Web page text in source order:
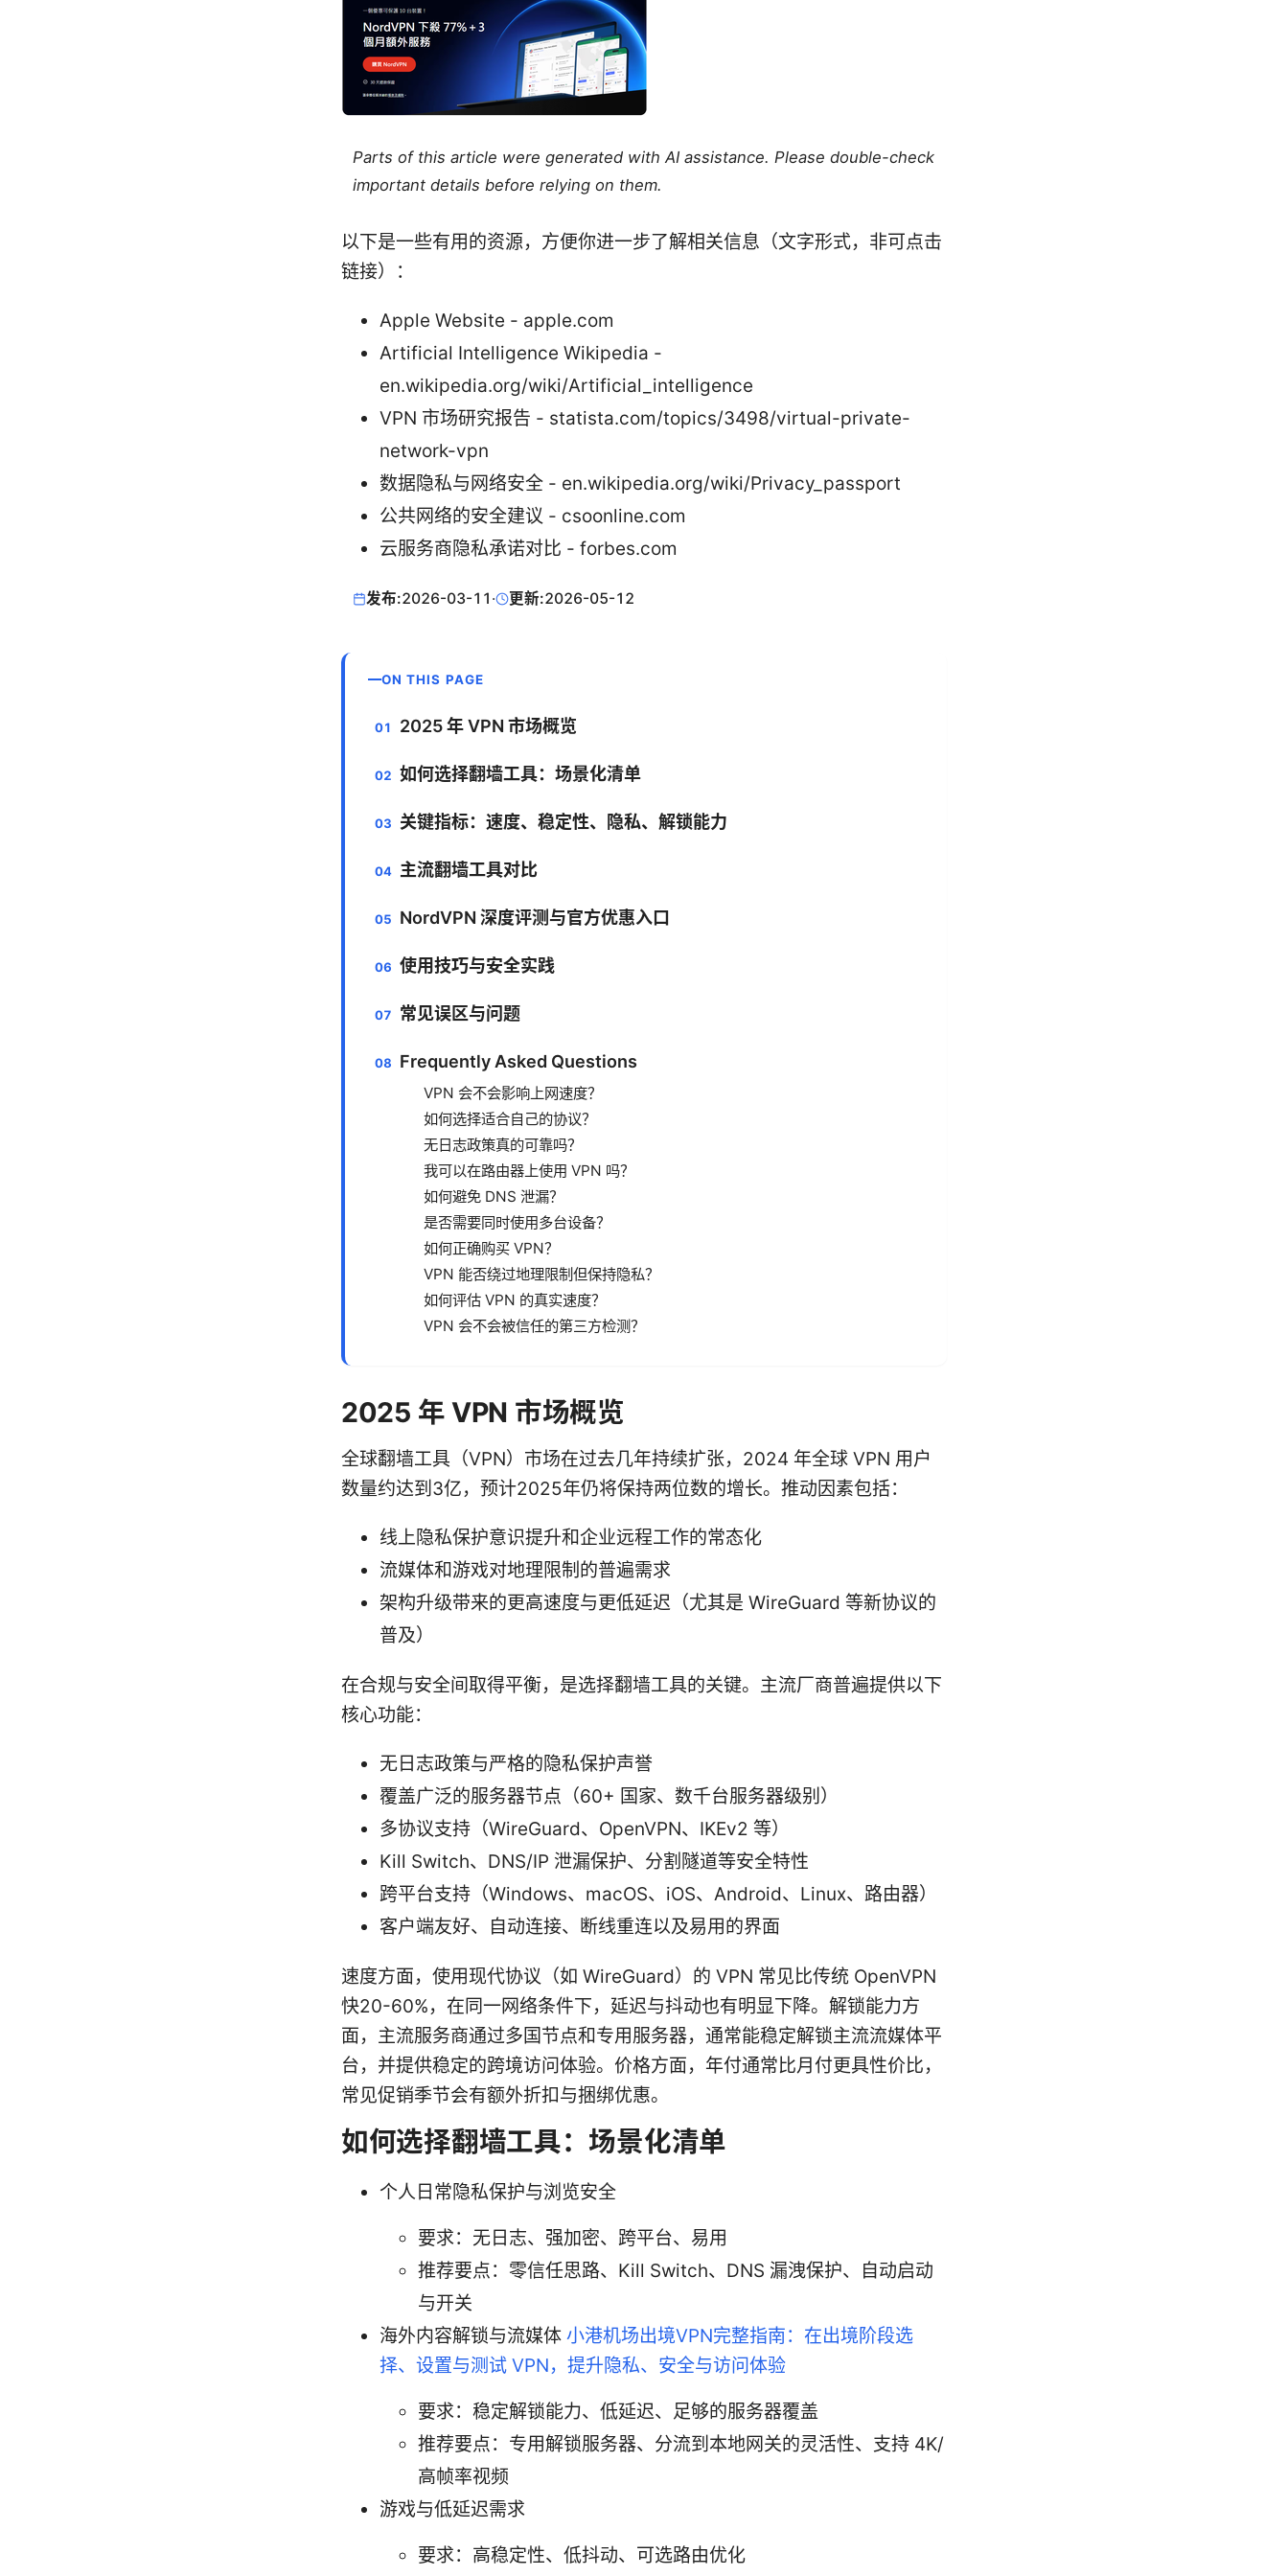
Parts of this article were generated with AI assistance. Please double-check
important details before relying on them.
以下是一些有用的资源，方便你进一步了解相关信息（文字形式，非可点击
链接）：
Apple Website - apple.com
Artificial Intelligence Wikipedia -
en.wikipedia.org/wiki/Artificial_intelligence
VPN 市场研究报告 - statista.com/topics/3498/virtual-private-
network-vpn
数据隐私与网络安全 - en.wikipedia.org/wiki/Privacy_passport
公共网络的安全建议 - csoonline.com
云服务商隐私承诺对比 - forbes.com
发布:2026-03-11 · 更新:2026-05-12
ON THIS PAGE
2025 年 VPN 市场概览
如何选择翻墙工具：场景化清单
关键指标：速度、稳定性、隐私、解锁能力
主流翻墙工具对比
NordVPN 深度评测与官方优惠入口
使用技巧与安全实践
常见误区与问题
Frequently Asked Questions
VPN 会不会影响上网速度？
如何选择适合自己的协议？
无日志政策真的可靠吗？
我可以在路由器上使用 VPN 吗？
如何避免 DNS 泄漏？
是否需要同时使用多台设备？
如何正确购买 VPN？
VPN 能否绕过地理限制但保持隐私？
如何评估 VPN 的真实速度？
VPN 会不会被信任的第三方检测？
2025 年 VPN 市场概览
全球翻墙工具（VPN）市场在过去几年持续扩张，2024 年全球 VPN 用户
数量约达到3亿，预计2025年仍将保持两位数的增长。推动因素包括：
线上隐私保护意识提升和企业远程工作的常态化
流媒体和游戏对地理限制的普遍需求
架构升级带来的更高速度与更低延迟（尤其是 WireGuard 等新协议的
普及）
在合规与安全间取得平衡，是选择翻墙工具的关键。主流厂商普遍提供以下
核心功能：
无日志政策与严格的隐私保护声誉
覆盖广泛的服务器节点（60+ 国家、数千台服务器级别）
多协议支持（WireGuard、OpenVPN、IKEv2 等）
Kill Switch、DNS/IP 泄漏保护、分割隧道等安全特性
跨平台支持（Windows、macOS、iOS、Android、Linux、路由器）
客户端友好、自动连接、断线重连以及易用的界面
速度方面，使用现代协议（如 WireGuard）的 VPN 常见比传统 OpenVPN
快20-60%，在同一网络条件下，延迟与抖动也有明显下降。解锁能力方
面，主流服务商通过多国节点和专用服务器，通常能稳定解锁主流流媒体平
台，并提供稳定的跨境访问体验。价格方面，年付通常比月付更具性价比，
常见促销季节会有额外折扣与捆绑优惠。
如何选择翻墙工具：场景化清单
个人日常隐私保护与浏览安全
要求：无日志、强加密、跨平台、易用
推荐要点：零信任思路、Kill Switch、DNS 漏洩保护、自动启动
与开关
海外内容解锁与流媒体 小港机场出境VPN完整指南：在出境阶段选
择、设置与测试 VPN，提升隐私、安全与访问体验
要求：稳定解锁能力、低延迟、足够的服务器覆盖
推荐要点：专用解锁服务器、分流到本地网关的灵活性、支持 4K/
高帧率视频
游戏与低延迟需求
要求：高稳定性、低抖动、可选路由优化